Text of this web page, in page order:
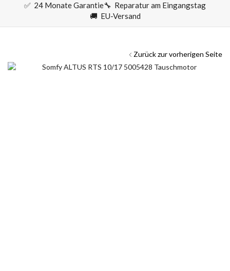
✅ 24 Monate Garantie🔧 Reparatur am Eingangstag
🚚 EU-Versand
Zurück zur vorherigen Seite